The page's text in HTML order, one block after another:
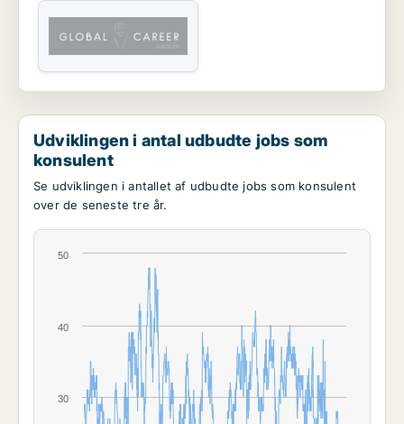
Udviklingen i antal udbudte jobs som
konsulent
Se udviklingen i antallet af udbudte jobs som konsulent
over de seneste tre år.
30
40
50